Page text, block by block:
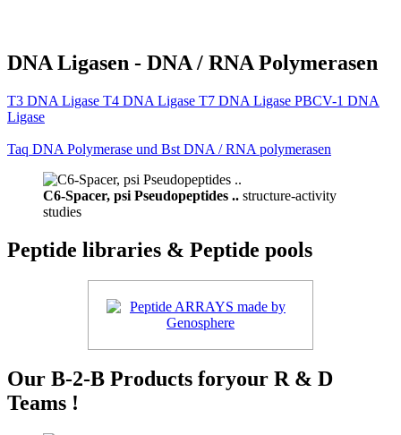
DNA Ligasen - DNA / RNA Polymerasen
T3 DNA Ligase T4 DNA Ligase T7 DNA Ligase PBCV-1 DNA
Ligase
Taq DNA Polymerase und Bst DNA / RNA polymerasen
C6-Spacer, psi Pseudopeptides .. structure-activity
studies
Peptide libraries & Peptide pools
Our B-2-B Products foryour R & D
Teams !